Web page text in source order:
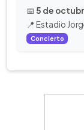
📅 5 de
📍 Estadio
Concierto